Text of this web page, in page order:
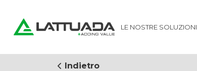
LE NOSTRE SOLUZIONI
Indietro